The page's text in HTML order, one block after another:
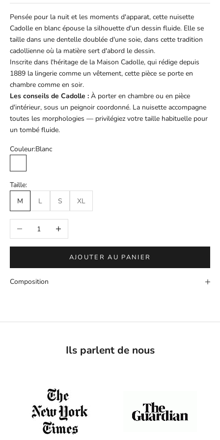
Pensée pour la nuit et les moments d'apparat, cette nuisette
Cadolle en blanc épouse la silhouette d'un dessin fluide. Elle se
taille dans une dentelle doublée d'une soie, dans cette tradition
cadollienne où la matière sert d'abord le dessin.
Inscrite dans l'héritage de la Maison Cadolle, qui rédige depuis
1889 la lingerie comme un vêtement, cette pièce se porte en
chambre comme en soir.
Les conseils de Cadolle : À porter en chambre ou en pièce
d'intérieur, sous un peignoir coordonné. La nuisette accompagne
toutes les morphologies — privilégiez votre taille habituelle pour
un tombé fluide.
Couleur:Blanc
Taille:
M
L S XL
Diminuer la quantitéAugmenter la quantité
AJOUTER AU PANIER
Composition
Ils parlent de nous